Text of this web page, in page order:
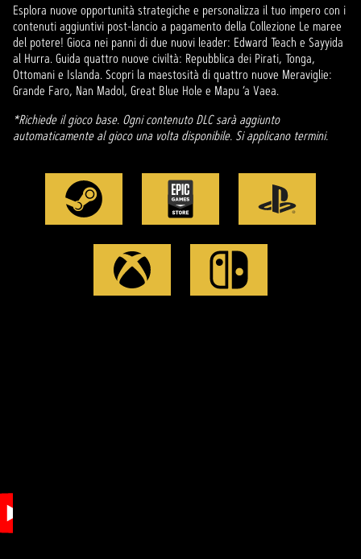
Esplora nuove opportunità strategiche e personalizza il tuo impero con i
contenuti aggiuntivi post-lancio a pagamento della Collezione Le maree
del potere! Gioca nei panni di due nuovi leader: Edward Teach e Sayyida
al Hurra. Guida quattro nuove civiltà: Repubblica dei Pirati, Tonga,
Ottomani e Islanda. Scopri la maestosità di quattro nuove Meraviglie:
Grande Faro, Nan Madol, Great Blue Hole e Mapu ’a Vaea.
*Richiede il gioco base. Ogni contenuto DLC sarà aggiunto
automaticamente al gioco una volta disponibile. Si applicano termini.